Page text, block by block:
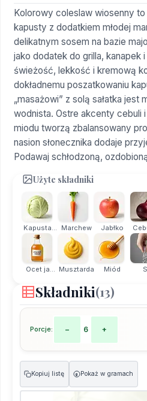
Kolorowy coleslaw wiosenny to
kapusty z dodatkiem młodej
delikatnym sosem na bazie
jako dodatek do grilla,
świeżość, lekkość i kremową
dokładnemu poszatkowaniu
„masażowi” z solą sałatka jest
wodnista. Ostre akcenty cebuli
miodu tworzą zbalansowany
nasion słonecznika dodaje
Podawaj schłodzoną,
Użyte składniki
Kapusta... Marchew Jabłko
Ocet ja... Musztarda Miód
Składniki(13)
Porcje: − 6 +
Kopiuj listę g Pokaż w gramach